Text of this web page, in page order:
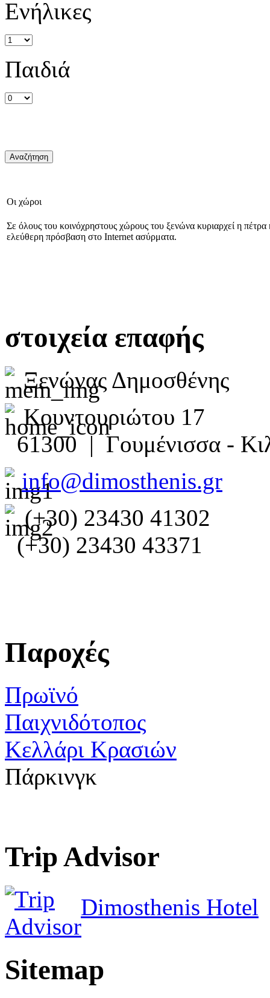
Ενήλικες
Παιδιά
Οι χώροι
Σε όλους του κοινόχρηστους χώρους του ξενώνα κυριαρχεί η
ελεύθερη πρόσβαση στο Internet ασύρματα.
στοιχεία επαφής
Ξενώνας Δημοσθένης
Κουντουριώτου 17
61300 | Γουμένισσα -
info@dimosthenis.gr
(+30) 23430 41302
(+30) 23430 43371
Παροχές
Πρωϊνό
Παιχνιδότοπος
Κελλάρι Κρασιών
Πάρκινγκ
Trip Advisor
Dimosthenis Hotel
Sitemap